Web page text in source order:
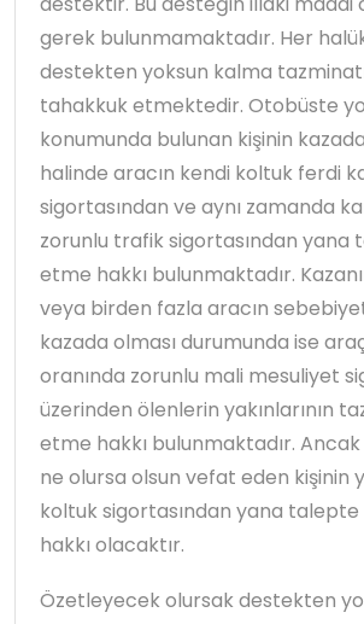
gerek bulunmamaktadır. Her
destekten yoksun kalma
tahakkuk etmektedir. Otobüste
konumunda bulunan kişinin
halinde aracın kendi koltuk ferdi
sigortasından ve aynı zamanda
zorunlu trafik sigortasından yana
etme hakkı bulunmaktadır.
veya birden fazla aracın
kazada olması durumunda ise
oranında zorunlu mali mesuliyet
üzerinden ölenlerin yakınlarının
etme hakkı bulunmaktadır.
ne olursa olsun vefat eden kişinin
koltuk sigortasından yana
hakkı olacaktır.
Özetleyecek olursak destekten